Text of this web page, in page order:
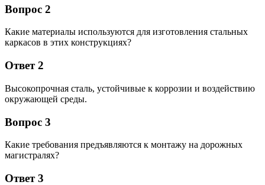
Вопрос 2
Какие материалы используются для изготовления стальных
каркасов в этих конструкциях?
Ответ 2
Высокопрочная сталь, устойчивые к коррозии и воздействию
окружающей среды.
Вопрос 3
Какие требования предъявляются к монтажу на дорожных
магистралях?
Ответ 3